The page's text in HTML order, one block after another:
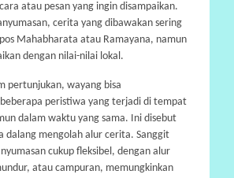
atau pesan yang ingin disampaikan.
cerita yang dibawakan sering
Mahabharata atau Ramayana, namun
dengan nilai-nilai lokal.
pertunjukan, wayang bisa
peristiwa yang terjadi di tempat
dalam waktu yang sama. Ini disebut
dalang mengolah alur cerita. Sanggit
cukup fleksibel, dengan alur
atau campuran, memungkinkan